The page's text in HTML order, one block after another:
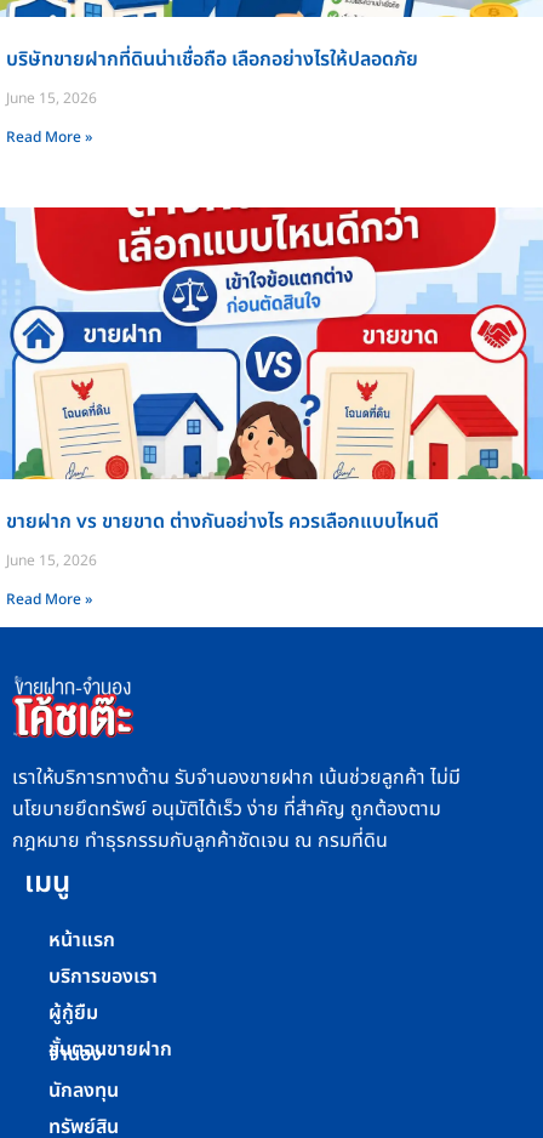
บริษัทขายฝากที่ดินน่าเชื่อถือ เลือกอย่างไรให้ปลอดภัย
June 15, 2026
Read More »
ขายฝาก vs ขายขาด ต่างกันอย่างไร ควรเลือกแบบไหนดี
June 15, 2026
Read More »
เราให้บริการทางด้าน รับจำนองขายฝาก เน้นช่วยลูกค้า ไม่มี
นโยบายยึดทรัพย์ อนุมัติได้เร็ว ง่าย ที่สำคัญ ถูกต้องตาม
กฎหมาย ทำธุรกรรมกับลูกค้าชัดเจน ณ กรมที่ดิน
เมนู
หน้าแรก
บริการของเรา
ผู้กู้ยืม
ขั้นตอนขายฝาก
จำนอง
นักลงทุน
ทรัพย์สิน